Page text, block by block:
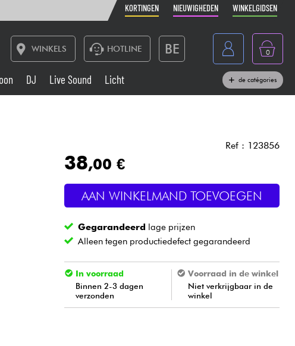
KORTINGEN NIEUWIGHEDEN WINKELGIDSEN
WINKELS HOTLINE BE
France
Belgique
Nederland
0
Live Sound
Blaasinstrument
Kabels & toebehoren
DJ Live Sound Licht de catégories
Ref : 123856
38,00 €
AAN WINKELMAND TOEVOEGEN
Gegarandeerd lage prijzen
Alleen tegen productiedefect gegarandeerd
In voorraad
Binnen 2-3 dagen
verzonden
Voorraad in de winkel
Niet verkrijgbaar in de
winkel